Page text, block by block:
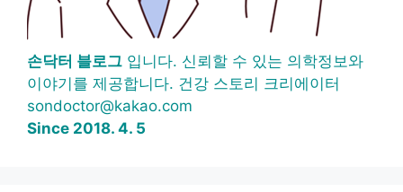
손닥터 블로그 입니다. 신뢰할 수 있는 의학정보와
이야기를 제공합니다. 건강 스토리 크리에이터
sondoctor@kakao.com
Since 2018. 4. 5